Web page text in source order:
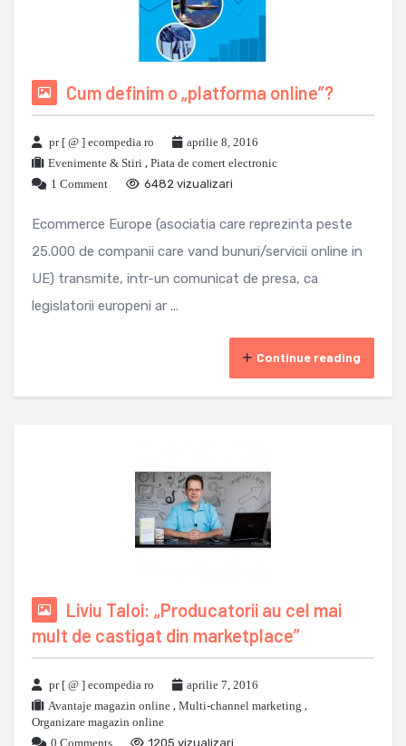
Cum definim o „platforma online”?
pr [ @ ] ecompedia ro
aprilie 8, 2016
Evenimente & Stiri , Piata de comert electronic
1 Comment
6482 vizualizari
Ecommerce Europe (asociatia care reprezinta peste
25.000 de companii care vand bunuri/servicii online in
UE) transmite, intr-un comunicat de presa, ca
legislatorii europeni ar ...
Continue reading
Liviu Taloi: „Producatorii au cel mai
mult de castigat din marketplace”
pr [ @ ] ecompedia ro
aprilie 7, 2016
Avantaje magazin online , Multi-channel marketing ,
Organizare magazin online
0 Comments
1205 vizualizari